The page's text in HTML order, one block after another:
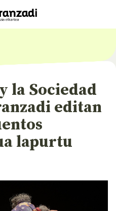
la Sociedad
editan
lapurtu